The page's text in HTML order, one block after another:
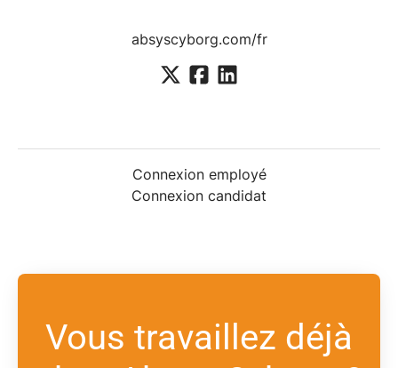
absyscyborg.com/fr
Connexion employé
Connexion candidat
Vous travaillez déjà